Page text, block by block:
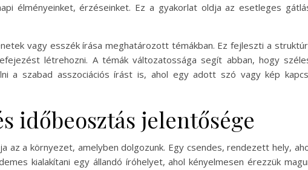
élményeinket, érzéseinket. Ez a gyakorlat oldja az esetleges
vagy esszék írása meghatározott témákban. Ez fejleszti a
létrehozni. A témák változatossága segít abban, hogy
a szabad asszociációs írást is, ahol egy adott szó vagy kép
időbeosztás jelentősége
az a környezet, amelyben dolgozunk. Egy csendes, rendezett hely,
kialakítani egy állandó íróhelyet, ahol kényelmesen érezzük